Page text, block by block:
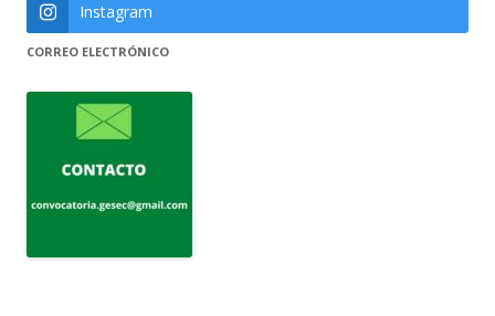
Instagram
CORREO ELECTRÓNICO